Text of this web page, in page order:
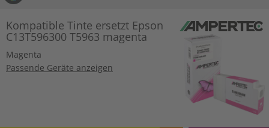
Kompatible Tinte ersetzt Epson
C13T596300 T5963 magenta
Magenta
Passende Geräte anzeigen